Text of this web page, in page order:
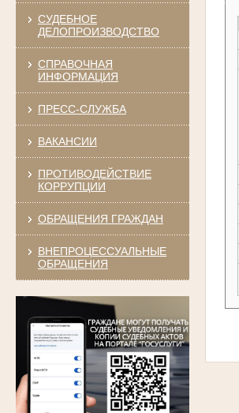
СУДЕБНОЕ
ДЕЛОПРОИЗВОДСТВО
СПРАВОЧНАЯ
ИНФОРМАЦИЯ
ПРЕСС-СЛУЖБА
ВАКАНСИИ
ПРОТИВОДЕЙСТВИЕ
КОРРУПЦИИ
ОБРАЩЕНИЯ ГРАЖДАН
ВНЕПРОЦЕССУАЛЬНЫЕ
ОБРАЩЕНИЯ